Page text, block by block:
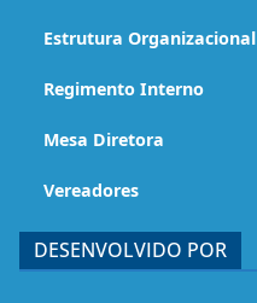
Estrutura Organizacional
Regimento Interno
Mesa Diretora
Vereadores
DESENVOLVIDO POR